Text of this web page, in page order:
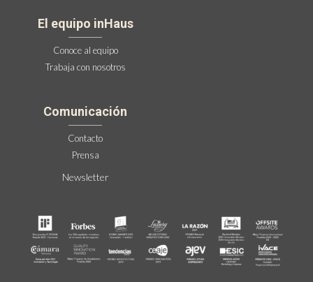
El equipo inHaus
Conoce al equipo
Trabaja con nosotros
Comunicación
Contacto
Prensa
Newsletter